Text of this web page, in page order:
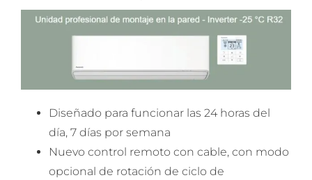
Diseñado para funcionar las 24 horas del
día, 7 días por semana
Nuevo control remoto con cable, con modo
opcional de rotación de ciclo de